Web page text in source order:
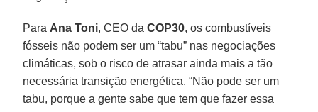
Para Ana Toni, CEO daCOP30, os combustíveis
fósseis não podem ser um “tabu” nas negociações
climáticas, sob o risco de atrasar ainda mais a tão
necessária transição energética. “Não pode ser um
tabu, porque a gente sabe que tem que fazer essa